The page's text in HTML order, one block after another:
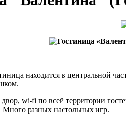
находится в центральной
wi-fi по всей территории
Много разных настольных игр.